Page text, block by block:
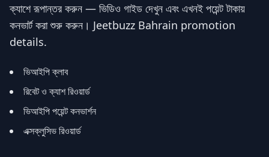
ক্যাশে রূপান্তর করুন — ভিডিও গাইড দেখুন এবং এখনই পয়েন্ট টাকায়
কনভার্ট করা শুরু করুন। Jeetbuzz Bahrain promotion
details.
ভিআইপি ক্লাব
রিবেট ও ক্যাশ রিওয়ার্ড
ভিআইপি পয়েন্ট কনভার্শন
এক্সক্লুসিভ রিওয়ার্ড